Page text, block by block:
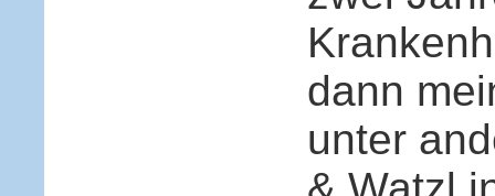
dann
unter